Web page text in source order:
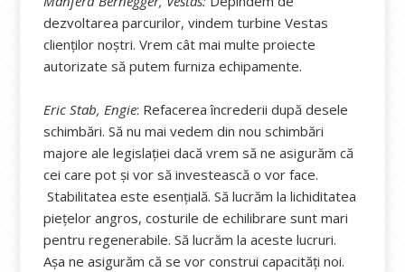
dezvoltarea parcurilor, vindem turbine Vestas
clienților noștri. Vrem cât mai multe proiecte
autorizate să putem furniza echipamente.
Eric Stab, Engie: Refacerea încrederii după desele
schimbări. Să nu mai vedem din nou schimbări
majore ale legislației dacă vrem să ne asigurăm că
cei care pot și vor să investească o vor face.
Stabilitatea este esențială. Să lucrăm la lichiditatea
piețelor angros, costurile de echilibrare sunt mari
pentru regenerabile. Să lucrăm la aceste lucruri.
Așa ne asigurăm că se vor construi capacități noi.